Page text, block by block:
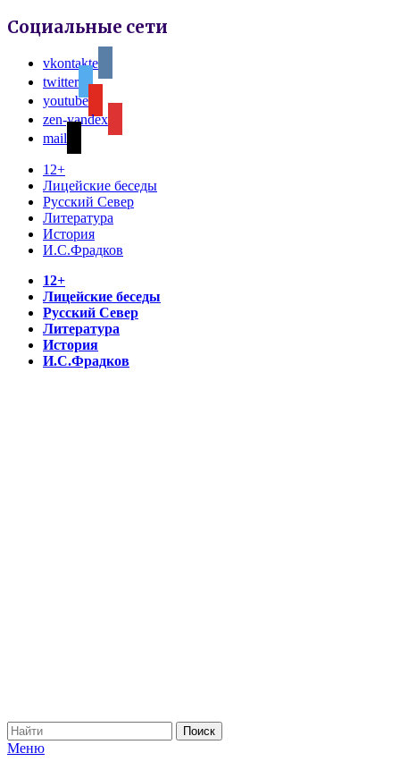
Социальные сети
vkontakte
twitter
youtube
zen-yandex
mail
12+
Лицейские беседы
Русский Север
Литература
История
И.С.Фрадков
12+
Лицейские беседы
Русский Север
Литература
История
И.С.Фрадков
Меню